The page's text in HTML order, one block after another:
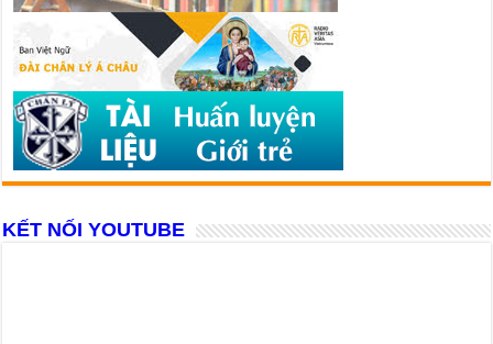
KẾT NỐI YOUTUBE